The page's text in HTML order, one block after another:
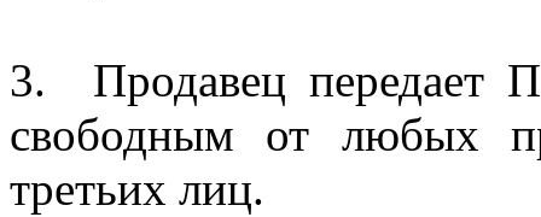
3. Продавец передает
свободным от любых
третьих лиц.